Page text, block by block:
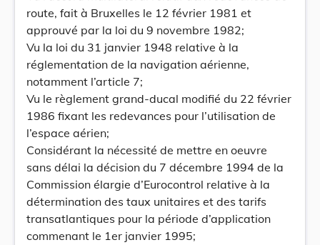
route, fait à Bruxelles le 12 février 1981 et
approuvé par la loi du 9 novembre 1982;
Vu la loi du 31 janvier 1948 relative à la
réglementation de la navigation aérienne,
notamment l’article 7;
Vu le règlement grand-ducal modifié du 22 février
1986 fixant les redevances pour l’utilisation de
l’espace aérien;
Considérant la nécessité de mettre en oeuvre
sans délai la décision du 7 décembre 1994 de la
Commission élargie d’Eurocontrol relative à la
détermination des taux unitaires et des tarifs
transatlantiques pour la période d’application
commenant le 1er janvier 1995;